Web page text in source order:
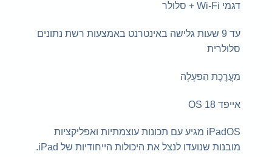
דגמי Wi-Fi + סלולר
עד 9 שעות גלישה באינטרנט באמצעות רשת נתונים
סלולרית
מַעֲרֶכֶת הַפעָלָה
אייפד OS 18
iPadOS מגיע עם תכונות עוצמתיות ואפליקציות
מובנות שנועדו לנצל את היכולות הייחודיות של iPad.